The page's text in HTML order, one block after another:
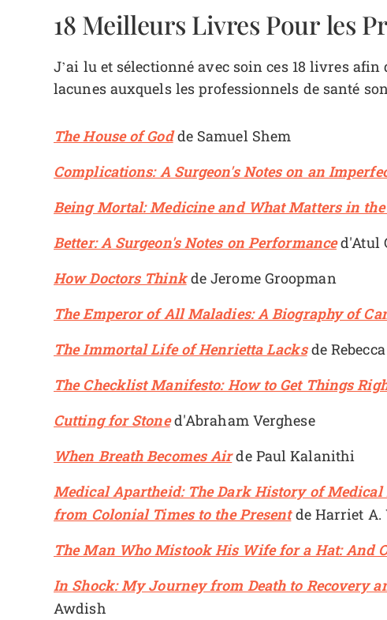
18 Meilleurs Livres Pour les
J’ai lu et sélectionné avec soin ces 18 livres
lacunes auxquels les professionnels de santé
The House of Godde Samuel Shem
Complications: A Surgeon's Notes on an
Being Mortal: Medicine and What Matters in
Better: A Surgeon's Notes on Performanced'Atul
How Doctors Thinkde Jerome Groopman
The Emperor of All Maladies: A Biography of
The Immortal Life of Henrietta Lacksde
The Checklist Manifesto: How to Get Things
Cutting for Stoned'Abraham Verghese
When Breath Becomes Airde Paul Kalanithi
Medical Apartheid: The Dark History of
from Colonial Times to the Presentde Harriet A.
The Man Who Mistook His Wife for a Hat: And
In Shock: My Journey from Death to Recovery
Awdish